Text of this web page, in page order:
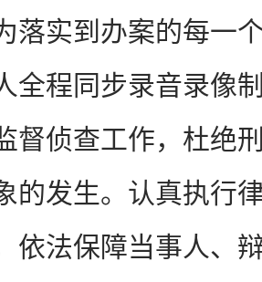
落实到办案的每一
全程同步录音录像
督侦查工作，杜绝
的发生。认真执行
依法保障当事人、